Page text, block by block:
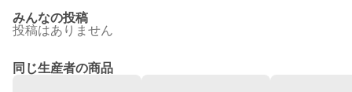
みんなの投稿
投稿はありません
同じ生産者の商品